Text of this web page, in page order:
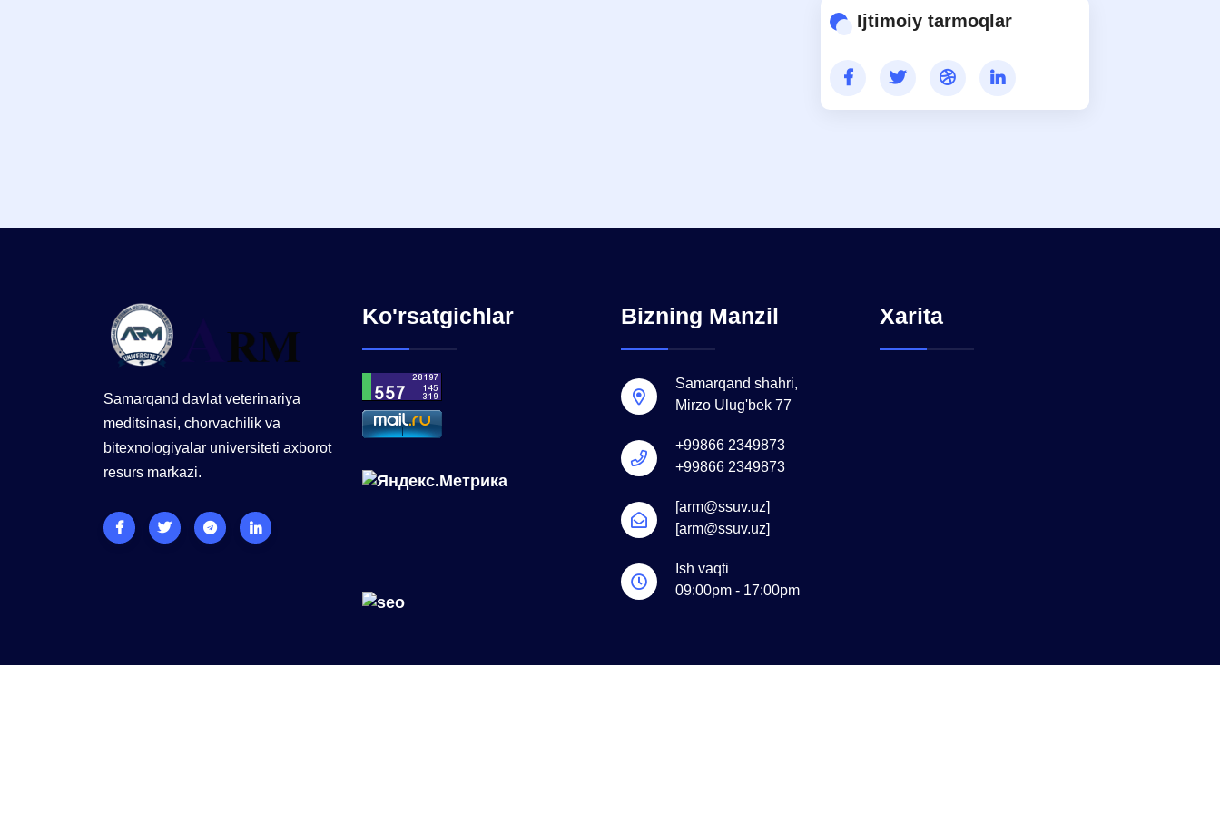
Ijtimoiy tarmoqlar
Samarqand davlat veterinariya
meditsinasi, chorvachilik va
bitexnologiyalar universiteti axborot
resurs markazi.
Ko'rsatgichlar Bizning Manzil
Samarqand shahri,
Mirzo Ulug'bek 77
+99866 2349873
+99866 2349873
[arm@ssuv.uz]
[arm@ssuv.uz]
Ish vaqti
09:00pm - 17:00pm
Xarita